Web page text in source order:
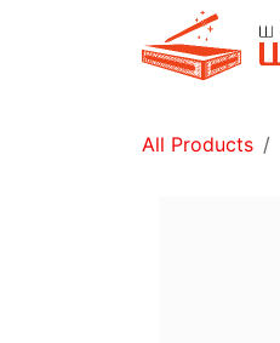
All Products